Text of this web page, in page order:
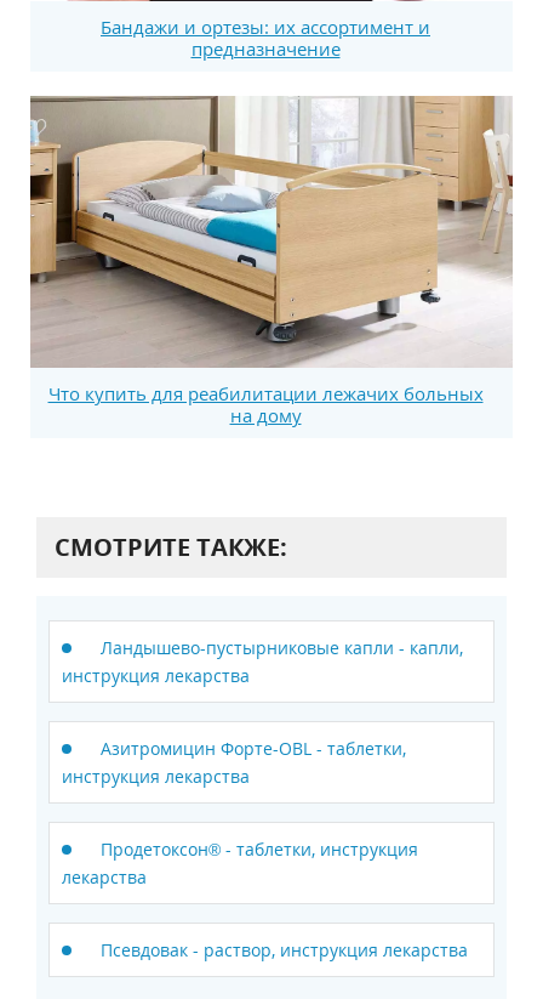
Бандажи и ортезы: их ассортимент и
предназначение
Что купить для реабилитации лежачих больных
на дому
СМОТРИТЕ ТАКЖЕ:
Ландышево-пустырниковые капли - капли,
инструкция лекарства
Азитромицин Форте-OBL - таблетки,
инструкция лекарства
Продетоксон® - таблетки, инструкция
лекарства
Псевдовак - раствор, инструкция лекарства